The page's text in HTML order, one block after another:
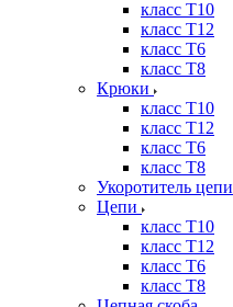
класс Т10
класс Т12
класс Т6
класс Т8
Крюки
класс Т10
класс Т12
класс Т6
класс Т8
Укоротитель цепи
Цепи
класс Т10
класс Т12
класс Т6
класс Т8